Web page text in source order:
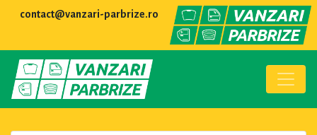
contact@vanzari-parbrize.ro